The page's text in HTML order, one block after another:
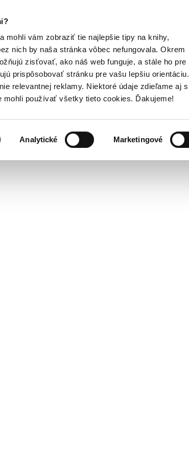
mohli vám zobraziť tie najlepšie tipy na knihy,
nich by naša stránka vôbec nefungovala. Okrem
zisťovať, ako náš web funguje, a stále ho pre
prispôsobovať stránku pre vašu lepšiu orientáciu.
relevantnej reklamy. Niektoré údaje zdieľame aj s
používať všetky tieto cookies. Ďakujeme!
Analytické Marketingové